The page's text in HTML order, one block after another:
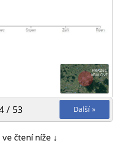
Další »
/ 53
čtení níže ↓